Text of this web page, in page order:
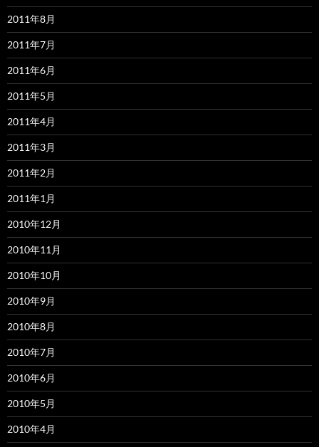
2011年8月
2011年7月
2011年6月
2011年5月
2011年4月
2011年3月
2011年2月
2011年1月
2010年12月
2010年11月
2010年10月
2010年9月
2010年8月
2010年7月
2010年6月
2010年5月
2010年4月